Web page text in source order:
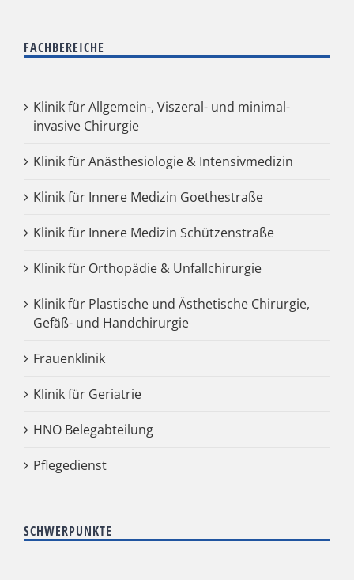
FACHBEREICHE
Klinik für Allgemein-, Viszeral- und minimal-
invasive Chirurgie
Klinik für Anästhesiologie & Intensivmedizin
Klinik für Innere Medizin Goethestraße
Klinik für Innere Medizin Schützenstraße
Klinik für Orthopädie & Unfallchirurgie
Klinik für Plastische und Ästhetische Chirurgie,
Gefäß- und Handchirurgie
Frauenklinik
Klinik für Geriatrie
HNO Belegabteilung
Pflegedienst
SCHWERPUNKTE